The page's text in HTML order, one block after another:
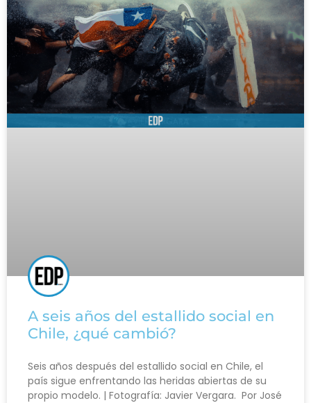
A seis años del estallido social en
Chile, ¿qué cambió?
Seis años después del estallido social en Chile, el
país sigue enfrentando las heridas abiertas de su
propio modelo. | Fotografía: Javier Vergara. Por José